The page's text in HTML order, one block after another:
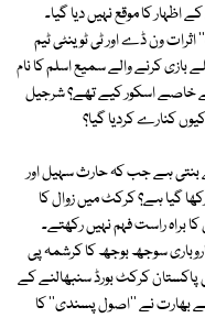
کا موقع نہیں دیا گیا۔
ون ڈے اور ٹی ٹوینٹی ٹیم
کرنے والے سمیع اسلم کا نام
خاصے اسکور کیے تھے؟ شرجیل
کنارے کردیا گیا؟
ہے جب کہ حارث سہیل اور
گیا ہے؟ کرکٹ میں زوال کا
براہ راست فہم نہیں رکھتے۔
سوجھ بوجھ کا کرشمہ پی
کرکٹ بورڈ سنبھالنے کے
بھارت نے ''اصول پسندی'' کا